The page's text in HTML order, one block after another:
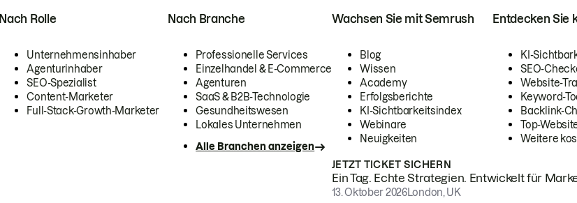
Nach Rolle
Unternehmensinhaber
Agenturinhaber
SEO-Spezialist
Content-Marketer
Full-Stack-Growth-Marketer
Nach Branche
Professionelle Services
Einzelhandel & E-Commerce
Agenturen
SaaS & B2B-Technologie
Gesundheitswesen
Lokales Unternehmen
Alle Branchen anzeigen
Wachsen Sie mit Semrush
Blog
Wissen
Academy
Erfolgsberichte
KI-Sichtbarkeitsindex
Webinare
Neuigkeiten
Entdecken Sie
KI-
SEO-
Website-
Keyword-
Backlink-
Top-
Weitere
JETZT TICKET SICHERN
Ein Tag. Echte Strategien. Entwickelt für
13. Oktober 2026London, UK